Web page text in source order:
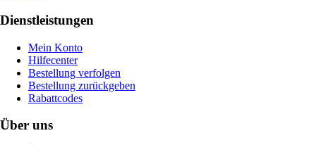
Dienstleistungen
Mein Konto
Hilfecenter
Bestellung verfolgen
Bestellung zurückgeben
Rabattcodes
Über uns